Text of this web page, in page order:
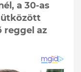
a 30-as
ütközött
reggel az